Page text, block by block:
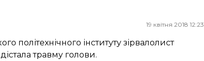
19 квітня 2018 12:23
політехнічного інституту зірвалолист
травму голови.